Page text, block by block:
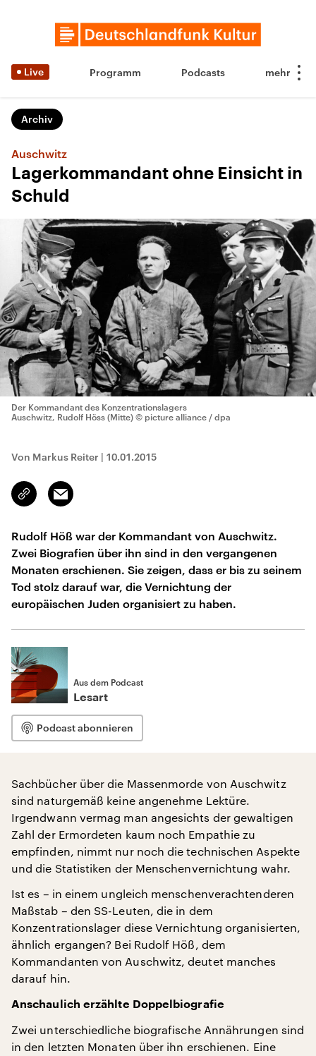
Live Programm Podcasts
Archiv
Auschwitz
Lagerkommandant ohne Einsicht in
Schuld
Der Kommandant des Konzentrationslagers
Auschwitz, Rudolf Höss (Mitte) © picture alliance / dpa
Von Markus Reiter | 10.01.2015
Link
kopieren/teilen
Email
Rudolf Höß war der Kommandant von Auschwitz.
Zwei Biografien über ihn sind in den vergangenen
Monaten erschienen. Sie zeigen, dass er bis zu seinem
Tod stolz darauf war, die Vernichtung der
europäischen Juden organisiert zu haben.
Aus dem Podcast
Lesart
Podcast abonnieren
Sachbücher über die Massenmorde von Auschwitz
sind naturgemäß keine angenehme Lektüre.
Irgendwann vermag man angesichts der gewaltigen
Zahl der Ermordeten kaum noch Empathie zu
empfinden, nimmt nur noch die technischen Aspekte
und die Statistiken der Menschenvernichtung wahr.
Ist es – in einem ungleich menschenverachtenderen
Maßstab – den SS-Leuten, die in dem
Konzentrationslager diese Vernichtung organisierten,
ähnlich ergangen? Bei Rudolf Höß, dem
Kommandanten von Auschwitz, deutet manches
darauf hin.
Anschaulich erzählte Doppelbiografie
Zwei unterschiedliche biografische Annährungen sind
in den letzten Monaten über ihn erschienen. Eine